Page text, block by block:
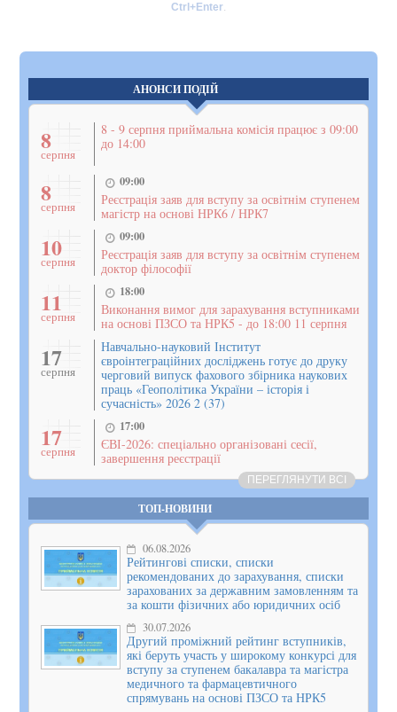
Ctrl+Enter.
АНОНСИ ПОДІЙ
8
серпня
8 - 9 серпня приймальна комісія працює з 09:00
до 14:00
8
серпня
09:00
Реєстрація заяв для вступу за освітнім ступенем
магістр на основі НРК6 / НРК7
10
серпня
09:00
Реєстрація заяв для вступу за освітнім ступенем
доктор філософії
11
серпня
18:00
Виконання вимог для зарахування вступниками
на основі ПЗСО та НРК5 - до 18:00 11 серпня
17
серпня
Навчально-науковий Інститут
євроінтеграційних досліджень готує до друку
черговий випуск фахового збірника наукових
праць «Геополітика України – історія і
сучасність» 2026 2 (37)
17
серпня
17:00
ЄВІ-2026: спеціально організовані сесії,
завершення реєстрації
ПЕРЕГЛЯНУТИ ВСІ
ТОП-НОВИНИ
06.08.2026
Рейтингові списки, списки
рекомендованих до зарахування, списки
зарахованих за державним замовленням та
за кошти фізичних або юридичних осіб
30.07.2026
Другий проміжний рейтинг вступників,
які беруть участь у широкому конкурсі для
вступу за ступенем бакалавра та магістра
медичного та фармацевтичного
спрямувань на основі ПЗСО та НРК5